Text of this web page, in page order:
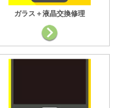
ガラス＋液晶交換修理